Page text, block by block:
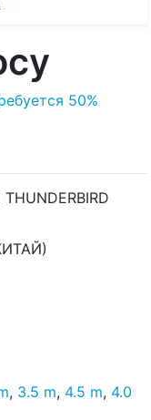
50%
, 3.5 m, 4.5 m, 4.0